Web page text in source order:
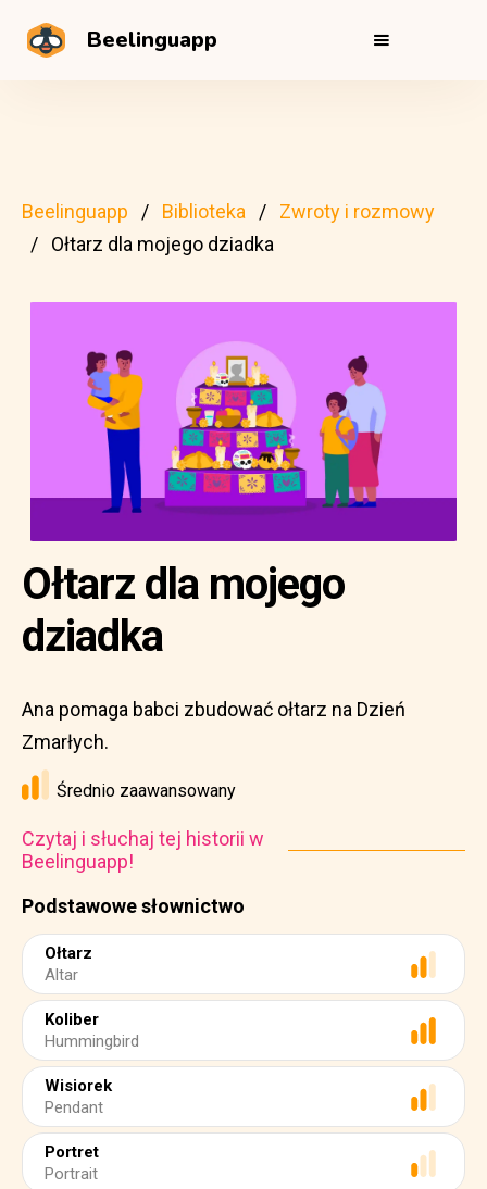
Beelinguapp
Beelinguapp Biblioteka
Zwroty i rozmowy
Ołtarz dla mojego dziadka
Podstawowe słownictwo
Ołtarz
Altar
Koliber
Hummingbird
Wisiorek
Pendant
Portret
Portrait
Ołtarz dla mojego
dziadka
Ana pomaga babci zbudować ołtarz na Dzień
Zmarłych.
Średnio zaawansowany
Czytaj i słuchaj tej historii w
Beelinguapp!